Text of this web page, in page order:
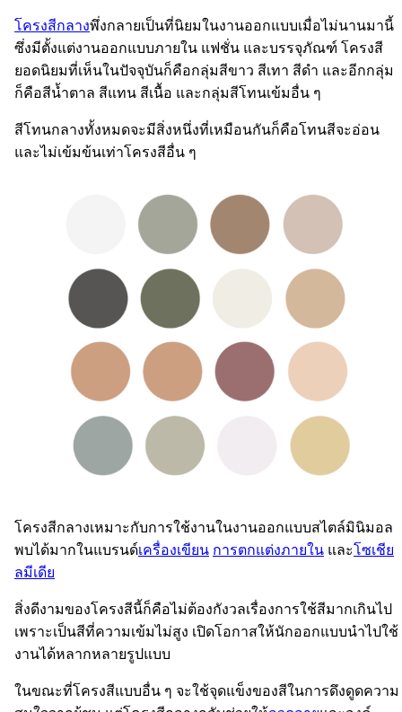
โครงสีกลางพึ่งกลายเป็นที่นิยมในงานออกแบบเมื่อไม่นานมานี้
ซึ่งมีตั้งแต่งานออกแบบภายใน แฟชั่น และบรรจุภัณฑ์ โครงสี
ยอดนิยมที่เห็นในปัจจุบันก็คือกลุ่มสีขาว สีเทา สีดำ และอีกกลุ่ม
ก็คือสีน้ำตาล สีแทน สีเนื้อ และกลุ่มสีโทนเข้มอื่น ๆ
สีโทนกลางทั้งหมดจะมีสิ่งหนึ่งที่เหมือนกันก็คือโทนสีจะอ่อน
และไม่เข้มข้นเท่าโครงสีอื่น ๆ
โครงสีกลางเหมาะกับการใช้งานในงานออกแบบสไตล์มินิมอล
พบได้มากในแบรนด์เครื่องเขียน การตกแต่งภายใน และโซเชีย
ลมีเดีย
สิ่งดีงามของโครงสีนี้ก็คือไม่ต้องกังวลเรื่องการใช้สีมากเกินไป
เพราะเป็นสีที่ความเข้มไม่สูง เปิดโอกาสให้นักออกแบบนำไปใช้
งานได้หลากหลายรูปแบบ
ในขณะที่โครงสีแบบอื่น ๆ จะใช้จุดแข็งของสีในการดึงดูดความ